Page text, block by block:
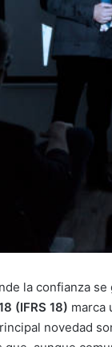
la confianza
(IFRS 18) marca
novedad